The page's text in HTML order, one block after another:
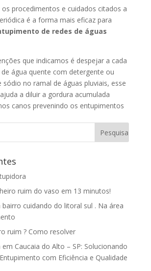
procedimentos e cuidados citados a
é a forma mais eficaz para
de redes de águas
que indicamos é despejar a cada
água quente com detergente ou
no ramal de águas pluviais, esse
a diluir a gordura acumulada
canos prevenindo os entupimentos
ruim do vaso em 13 minutos!
cuidando do litoral sul . Na área
ruim ? Como resolver
Caucaia do Alto – SP: Solucionando
com Eficiência e Qualidade